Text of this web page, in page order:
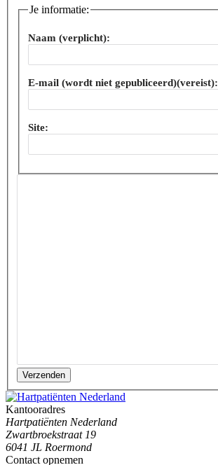
Je informatie:
Naam (verplicht):
E-mail (wordt niet gepubliceerd)(vereist):
Site:
Verzenden
Kantooradres
Hartpatiënten Nederland
Zwartbroekstraat 19
6041 JL Roermond
Contact opnemen